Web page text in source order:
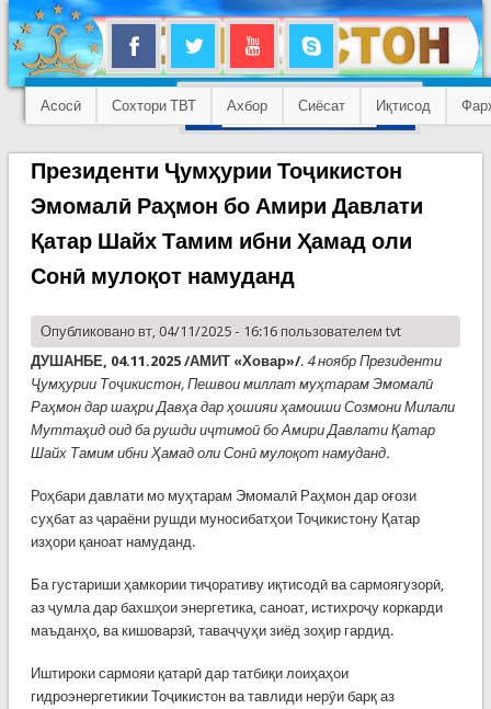
Асосӣ Сохтори ТВТ Ахбор Сиёсат Иқтисод
Президенти Ҷумҳурии Тоҷикистон
Эмомалӣ Раҳмон бо Амири Давлати
Қатар Шайх Тамим ибни Ҳамад оли
Сонӣ мулоқот намуданд
Опубликовано вт, 04/11/2025 - 16:16 пользователем tvt
ДУШАНБЕ, 04.11.2025 /АМИТ «Ховар»/.4 ноябр Президенти
Ҷумҳурии Тоҷикистон, Пешвои миллат муҳтарам Эмомалӣ
Раҳмон дар шаҳри Давҳа дар ҳошияи ҳамоиши Созмони Милали
Муттаҳид оид ба рушди иҷтимоӣ бо Амири Давлати Қатар
Шайх Тамим ибни Ҳамад оли Сонӣ мулоқот намуданд.
Роҳбари давлати мо муҳтарам Эмомалӣ Раҳмон дар оғози
суҳбат аз ҷараёни рушди муносибатҳои Тоҷикистону Қатар
изҳори қаноат намуданд.
Ба густариши ҳамкории тиҷоративу иқтисодӣ ва сармоягузорӣ,
аз ҷумла дар бахшҳои энергетика, саноат, истихроҷу коркарди
маъданҳо, ва кишоварзӣ, таваҷҷуҳи зиёд зоҳир гардид.
Иштироки сармояи қатарӣ дар татбиқи лоиҳаҳои
гидроэнергетикии Тоҷикистон ва тавлиди нерӯи барқ аз